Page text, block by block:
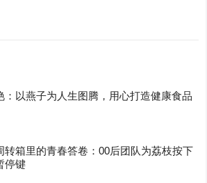
：以燕子为人生图腾，用心打造健康食品
转箱里的青春答卷：00后团队为荔枝按下
停键